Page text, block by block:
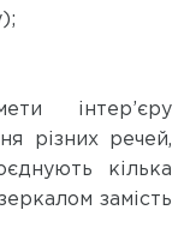
інтер’єру
різних речей,
кілька
замість